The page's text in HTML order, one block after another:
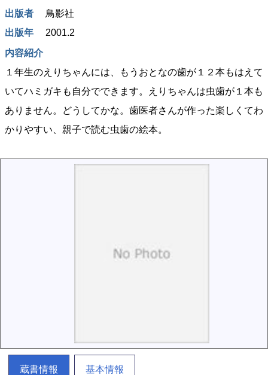
出版者
鳥影社
出版年
2001.2
内容紹介
１年生のえりちゃんには、もうおとなの歯が１２本もはえて
いてハミガキも自分でできます。えりちゃんは虫歯が１本も
ありません。どうしてかな。歯医者さんが作った楽しくてわ
かりやすい、親子で読む虫歯の絵本。
蔵書情報 基本情報